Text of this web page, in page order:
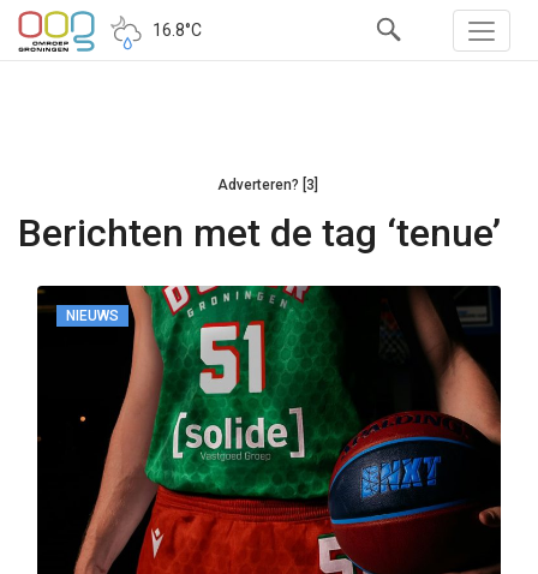
16.8°C
Adverteren? [3]
Berichten met de tag ‘tenue’
NIEUWS